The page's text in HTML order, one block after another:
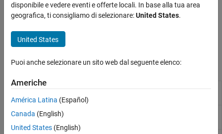
Communications Toolbox
Hardware supportato - Radio definita dal
Radio USRP
Installazione e configurazione
Scoperta dell'hardware
Gestione della radio
Prestazione
Scoperta dell'hardware
Trovare dispositivi USRP™ collegati al computer
Trovare dispositivi USRP collegati al computer.
Funzioni
findsdru Status ofUSRPdevices connected
getSDRuDriverVersion
disponibile e vedere eventi e offerte locali. In base alla tua area
geografica, ti consigliamo di selezionare:United States.
United States
Puoi anche selezionare un sito web dal seguente elenco:
Americhe
América Latina (Español)
Canada (English)
United States (English)